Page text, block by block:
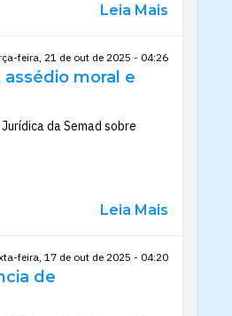
Leia Mais
feira, 21 de out de 2025 - 04:26
moral e
da Semad sobre
Leia Mais
feira, 17 de out de 2025 - 04:20
de